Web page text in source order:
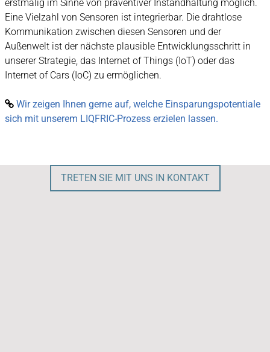
erstmalig im Sinne von präventiver Instandhaltung möglich.
Eine Vielzahl von Sensoren ist integrierbar. Die drahtlose
Kommunikation zwischen diesen Sensoren und der
Außenwelt ist der nächste plausible Entwicklungsschritt in
unserer Strategie, das Internet of Things (IoT) oder das
Internet of Cars (IoC) zu ermöglichen.
 Wir zeigen Ihnen gerne auf, welche Einsparungspotentiale
sich mit unserem LIQFRIC-Prozess erzielen lassen.
TRETEN SIE MIT UNS IN KONTAKT